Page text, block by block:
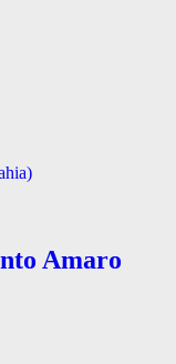
Amaro